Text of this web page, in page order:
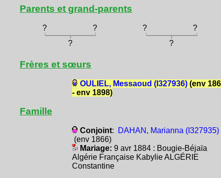
Parents et grand-parents
? ? ?
?
?
?
Frères et sœurs
OULIEL, Messaoud (I327936)(env
- env 1898)
Famille
Conjoint:
DAHAN, Marianna (I327935)
(env 1866)
Mariage: 9 avr 1884 : Bougie-Béjaïa
Algérie Française Kabylie ALGÉRIE
Constantine